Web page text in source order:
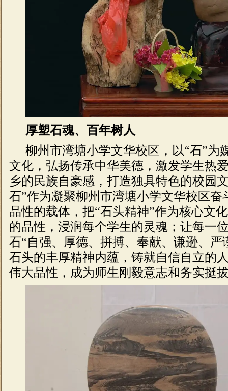
厚塑石魂、百年树人
柳州市湾塘小学文华校区，以“石”为
文化，弘扬传承中华美德，激发学生热
乡的民族自豪感，打造独具特色的校园
石”作为凝聚柳州市湾塘小学文华校区奋
品性的载体，把“石头精神”作为核心文
的品性，浸润每个学生的灵魂；让每一
石“自强、厚德、拼搏、奉献、谦逊、严
石头的丰厚精神内蕴，铸就自信自立的
伟大品性，成为师生刚毅意志和务实挺